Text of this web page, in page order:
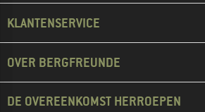
KLANTENSERVICE
OVER BERGFREUNDE
DE OVEREENKOMST HERROEPEN